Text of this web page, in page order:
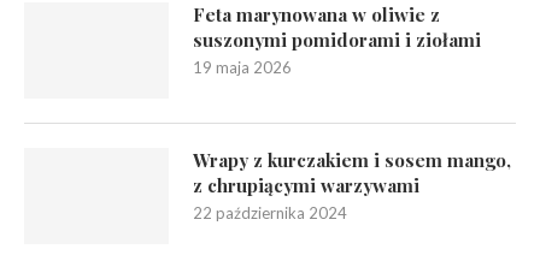
Feta marynowana w oliwie z
suszonymi pomidorami i ziołami
19 maja 2026
Wrapy z kurczakiem i sosem mango,
z chrupiącymi warzywami
22 października 2024